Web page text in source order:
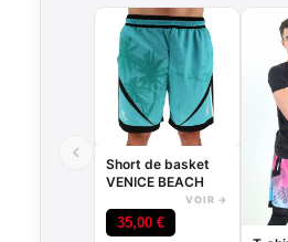
Short de basket
VENICE BEACH
35,00 €
VOIR →